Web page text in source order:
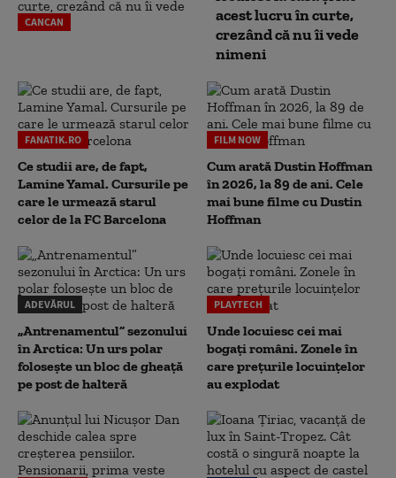
CANCAN
acest lucru în curte,
crezând că nu îi vede
nimeni
FANATIK.RO
Ce studii are, de fapt,
Lamine Yamal. Cursurile pe
care le urmează starul
celor de la FC Barcelona
FILM NOW
Cum arată Dustin Hoffman
în 2026, la 89 de ani. Cele
mai bune filme cu Dustin
Hoffman
ADEVĂRUL
„Antrenamentul” sezonului
în Arctica: Un urs polar
folosește un bloc de gheață
pe post de halteră
PLAYTECH
Unde locuiesc cei mai
bogați români. Zonele în
care prețurile locuințelor
au explodat